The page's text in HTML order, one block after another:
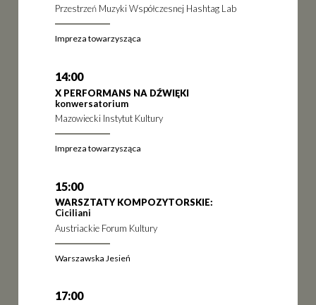
Przestrzeń Muzyki Współczesnej Hashtag Lab
Impreza towarzysząca
14:00
X PERFORMANS NA DŹWIĘKI
konwersatorium
Mazowiecki Instytut Kultury
Impreza towarzysząca
15:00
WARSZTATY KOMPOZYTORSKIE:
Ciciliani
Austriackie Forum Kultury
Warszawska Jesień
17:00